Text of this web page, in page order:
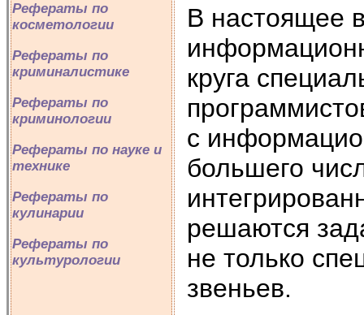
Рефераты по
косметологии
Рефераты по
криминалистике
Рефераты по
криминологии
Рефераты по науке и
технике
Рефераты по
кулинарии
Рефераты по
культурологии
В настоящее
круга
с
большего
решаются
не только
звеньев.